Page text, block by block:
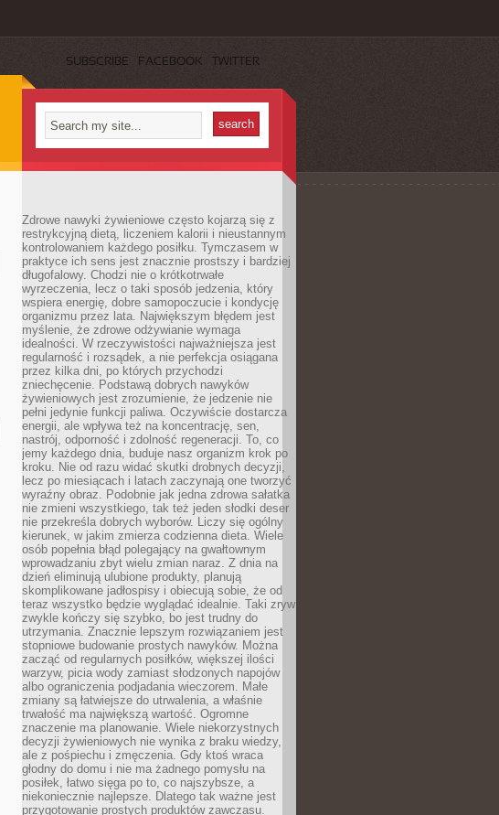
SUBSCRIBE FACEBOOK TWITTER
Zdrowe nawyki żywieniowe często kojarzą się z
restrykcyjną dietą, liczeniem kalorii i nieustannym
kontrolowaniem każdego posiłku. Tymczasem w
praktyce ich sens jest znacznie prostszy i bardziej
długofalowy. Chodzi nie o krótkotrwałe
wyrzeczenia, lecz o taki sposób jedzenia, który
wspiera energię, dobre samopoczucie i kondycję
organizmu przez lata. Największym błędem jest
myślenie, że zdrowe odżywianie wymaga
idealności. W rzeczywistości najważniejsza jest
regularność i rozsądek, a nie perfekcja osiągana
przez kilka dni, po których przychodzi
zniechęcenie. Podstawą dobrych nawyków
żywieniowych jest zrozumienie, że jedzenie nie
pełni jedynie funkcji paliwa. Oczywiście dostarcza
energii, ale wpływa też na koncentrację, sen,
nastrój, odporność i zdolność regeneracji. To, co
jemy każdego dnia, buduje nasz organizm krok po
kroku. Nie od razu widać skutki drobnych decyzji,
lecz po miesiącach i latach zaczynają one tworzyć
wyraźny obraz. Podobnie jak jedna zdrowa sałatka
nie zmieni wszystkiego, tak też jeden słodki deser
nie przekreśla dobrych wyborów. Liczy się ogólny
kierunek, w jakim zmierza codzienna dieta. Wiele
osób popełnia błąd polegający na gwałtownym
wprowadzaniu zbyt wielu zmian naraz. Z dnia na
dzień eliminują ulubione produkty, planują
skomplikowane jadłospisy i obiecują sobie, że od
teraz wszystko będzie wyglądać idealnie. Taki zryw
zwykle kończy się szybko, bo jest trudny do
utrzymania. Znacznie lepszym rozwiązaniem jest
stopniowe budowanie prostych nawyków. Można
zacząć od regularnych posiłków, większej ilości
warzyw, picia wody zamiast słodzonych napojów
albo ograniczenia podjadania wieczorem. Małe
zmiany są łatwiejsze do utrwalenia, a właśnie
trwałość ma największą wartość. Ogromne
znaczenie ma planowanie. Wiele niekorzystnych
decyzji żywieniowych nie wynika z braku wiedzy,
ale z pośpiechu i zmęczenia. Gdy ktoś wraca
głodny do domu i nie ma żadnego pomysłu na
posiłek, łatwo sięga po to, co najszybsze, a
niekoniecznie najlepsze. Dlatego tak ważne jest
przygotowanie prostych produktów zawczasu.